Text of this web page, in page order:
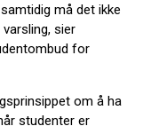
må det ikke
sier
for
om å ha
studenter er